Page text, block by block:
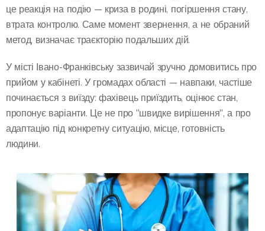
це реакція на подію — криза в родині, погіршення стану,
втрата контролю. Саме момент звернення, а не обраний
метод, визначає траєкторію подальших дій.
У місті Івано-Франківську зазвичай зручно домовитись про
прийом у кабінеті. У громадах області — навпаки, частіше
починається з виїзду: фахівець приїздить, оцінює стан,
пропонує варіанти. Це не про "швидке вирішення", а про
адаптацію під конкретну ситуацію, місце, готовність
людини.